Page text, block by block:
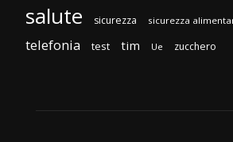
salute sicurezza sicurezza
telefonia test tim Ue zucchero